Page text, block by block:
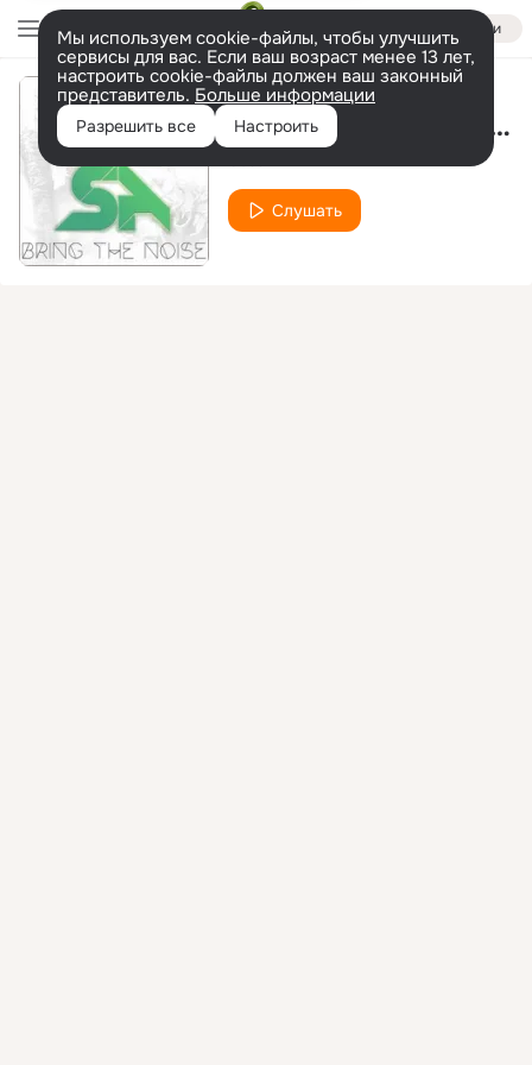
Войти
Мы используем cookie-файлы, чтобы улучшить
сервисы для вас. Если ваш возраст менее 13 лет,
настроить cookie-файлы должен ваш законный
представитель. Больше информации
Разрешить все Настроить Like This Like That (Dj Shnur & Dj Inter Remix)
Слушать